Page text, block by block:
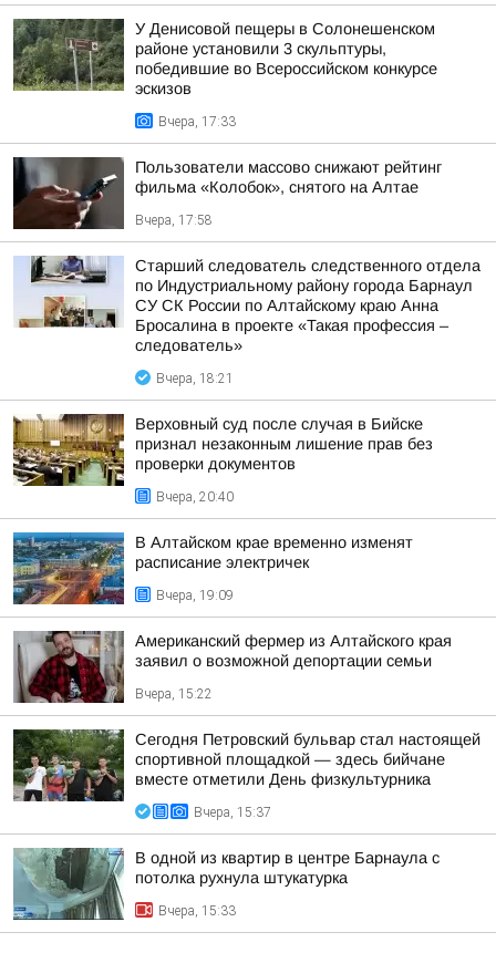
У Денисовой пещеры в Солонешенском
районе установили 3 скульптуры,
победившие во Всероссийском конкурсе
эскизов
Вчера, 17:33
Пользователи массово снижают рейтинг
фильма «Колобок», снятого на Алтае
Вчера, 17:58
Старший следователь следственного отдела
по Индустриальному району города Барнаул
СУ СК России по Алтайскому краю Анна
Бросалина в проекте «Такая профессия –
следователь»
Вчера, 18:21
Верховный суд после случая в Бийске
признал незаконным лишение прав без
проверки документов
Вчера, 20:40
В Алтайском крае временно изменят
расписание электричек
Вчера, 19:09
Американский фермер из Алтайского края
заявил о возможной депортации семьи
Вчера, 15:22
Сегодня Петровский бульвар стал настоящей
спортивной площадкой — здесь бийчане
вместе отметили День физкультурника
Вчера, 15:37
В одной из квартир в центре Барнаула с
потолка рухнула штукатурка
Вчера, 15:33